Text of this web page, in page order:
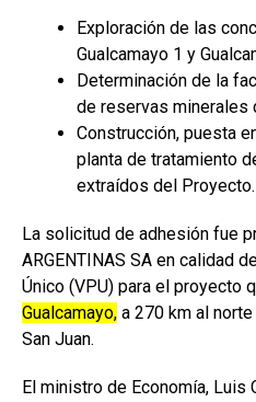
Exploración de las
Gualcamayo 1 y
Determinación de la
de reservas minerales
Construcción, puesta
planta de tratamiento
extraídos del Proyecto.
La solicitud de adhesión fue
ARGENTINAS SA en calidad
Único (VPU) para el proyecto
Gualcamayo, a 270 km al
San Juan.
El ministro de Economía, Luis